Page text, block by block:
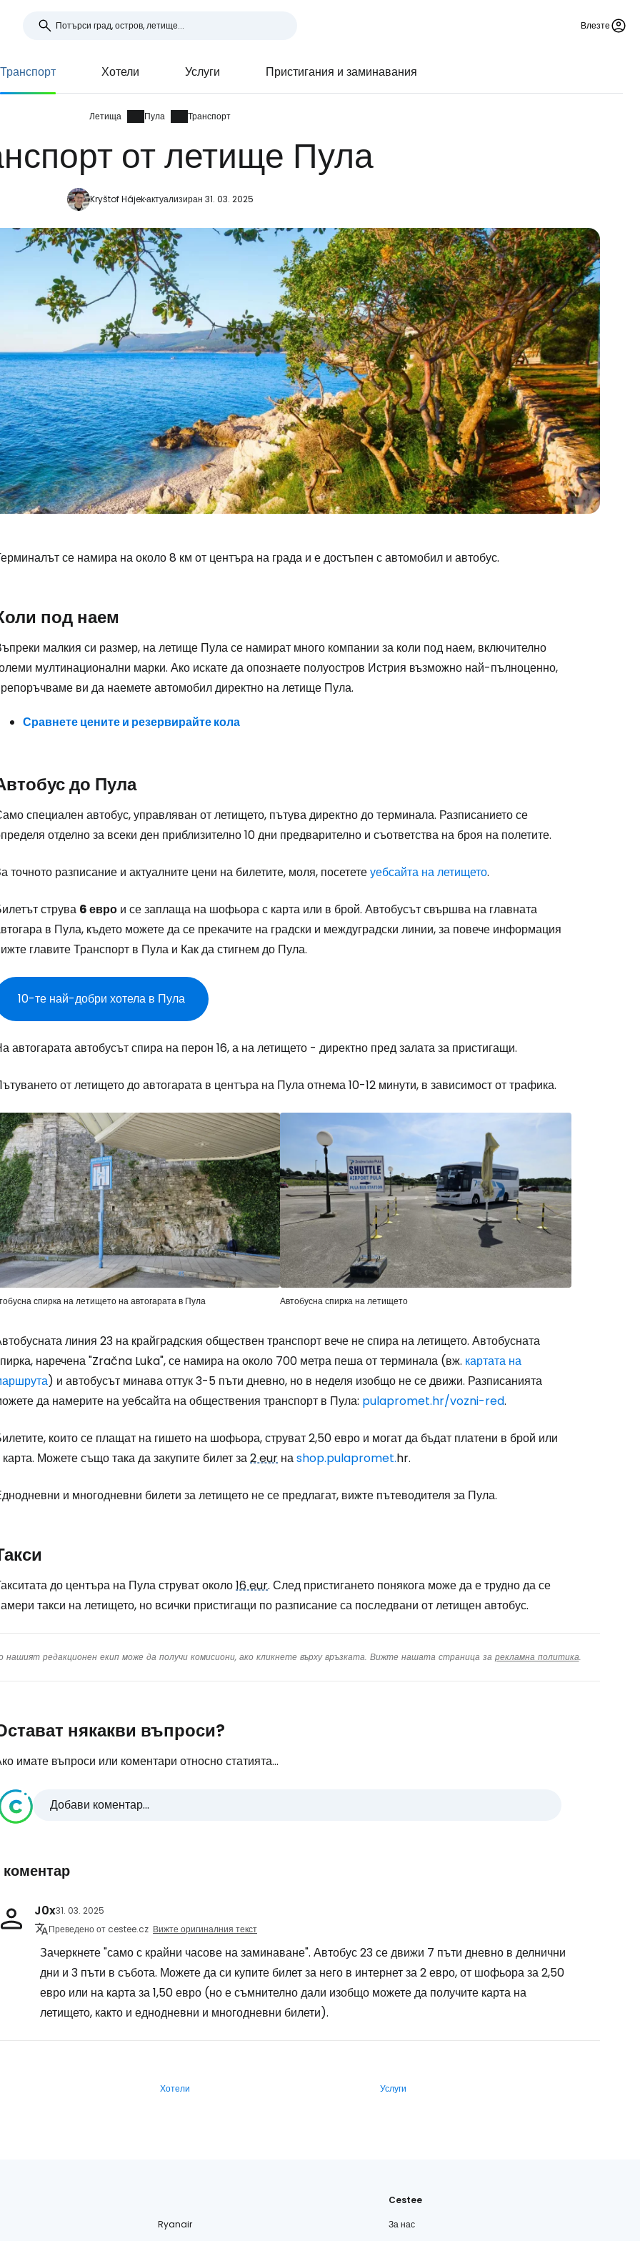
Влезте
Транспорт Хотели Услуги Пристигания и заминавания
Летища Пула Транспорт
от летище Пула
Kryštof Hájekактуализиран 31. 03. 2025
се намира на около 8 км от центъра на града и е достъпен с автомобил и автобус.
под наем
малкия си размер, на летище Пула се намират много компании за коли под наем, включително
мултинационални марки. Ако искате да опознаете полуостров Истрия възможно най-пълноценно,
ви да наемете автомобил директно на летище Пула.
Сравнете цените и резервирайте кола
до Пула
специален автобус, управляван от летището, пътува директно до терминала. Разписанието се
отделно за всеки ден приблизително 10 дни предварително и съответства на броя на полетите.
точното разписание и актуалните цени на билетите, моля, посететеуебсайта на летището.
струва 6 евро и се заплаща на шофьора с карта или в брой. Автобусът свършва на главната
в Пула, където можете да се прекачите на градски и междуградски линии, за повече информация
главите Транспорт в Пула и Как да стигнем до Пула.
10-те най-добри хотела в Пула
автогарата автобусът спира на перон 16, а на летището - директно пред залата за пристигащи.
от летището до автогарата в центъра на Пула отнема 10-12 минути, в зависимост от трафика.
спирка на летището на автогарата в Пула Автобусна спирка на летището
линия 23 на крайградския обществен транспорт вече не спира на летището. Автобусната
наречена "Zračna Luka", се намира на около 700 метра пеша от терминала (вж. картата на
) и автобусът минава оттук 3-5 пъти дневно, но в неделя изобщо не се движи. Разписанията
да намерите на уебсайта на обществения транспорт в Пула: pulapromet.hr/vozni-red.
които се плащат на гишето на шофьора, струват 2,50 евро и могат да бъдат платени в брой или
карта. Можете също така да закупите билет за2 eur наshop.pulapromet.hr.
и многодневни билети за летището не се предлагат, вижте пътеводителя за Пула.
до центъра на Пула струват около16 eur. След пристигането понякога може да е трудно да се
такси на летището, но всички пристигащи по разписание са последвани от летищен автобус.
редакционен екип може да получи комисиони, ако кликнете върху връзката. Вижте нашата страница за рекламна политика.
някакви въпроси?
имате въпроси или коментари относно статията...
Добави коментар...
коментар
J0x31. 03. 2025
Преведено от cestee.cz Вижте оригиналния текст
Зачеркнете "само с крайни часове на заминаване". Автобус 23 се движи 7 пъти дневно в делнични
дни и 3 пъти в събота. Можете да си купите билет за него в интернет за 2 евро, от шофьора за 2,50
евро или на карта за 1,50 евро (но е съмнително дали изобщо можете да получите карта на
летището, както и еднодневни и многодневни билети).
Хотели Услуги
Ryanair
Cestee
За нас
Влезте в Cestee
... световната общност на туристите
Продължете с Google
Продължете с Facebook
Продължете с имейл